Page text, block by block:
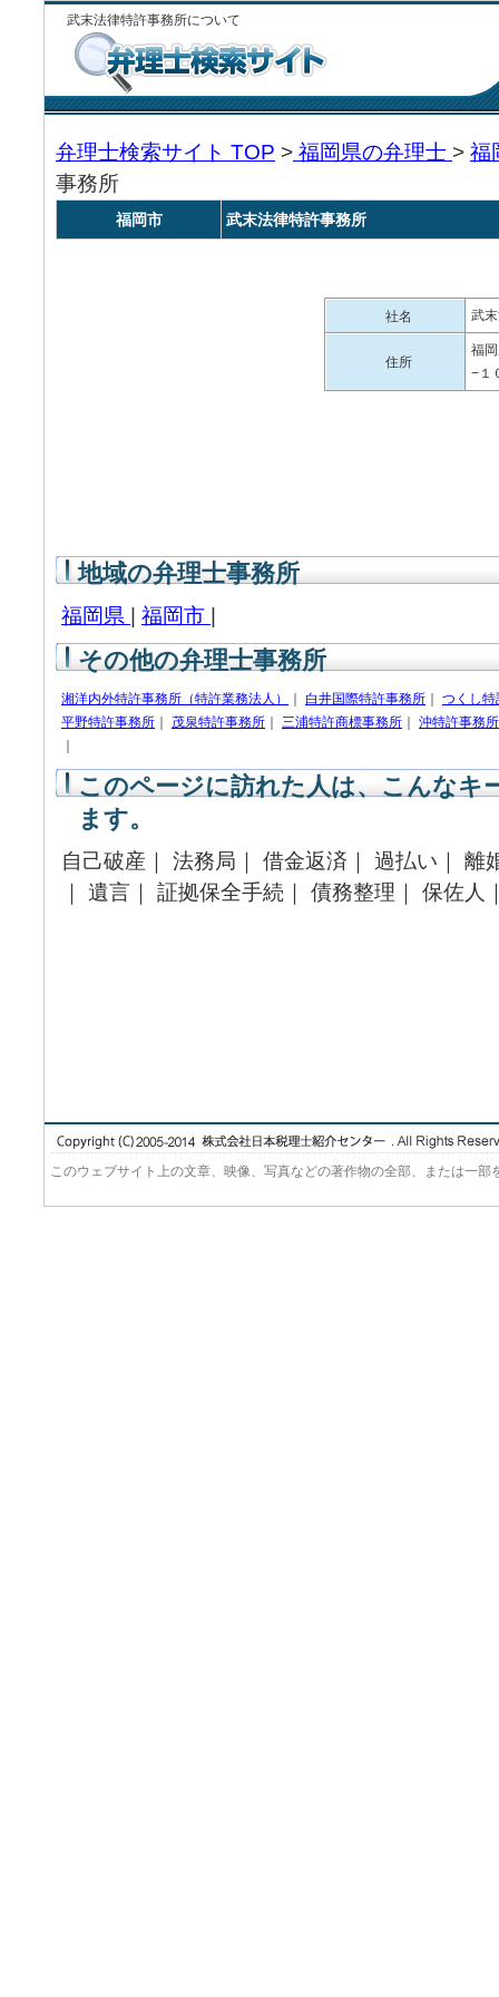
武末法律特許事務所について
弁理士検索サイト TOP > 福岡県の弁理士 > 福
事務所
福岡市 武末法律特許事務所
社名 武
住所
福
−１
地域の弁理士事務所
福岡県 福岡市
その他の弁理士事務所
湘洋内外特許事務所（特許業務法人） 白井国際特許事務所
つくし特
平野特許事務所
茂泉特許事務所 三浦特許商標事務所
沖特許事務所
このページに訪れた人は、こんなキ
ます。
自己破産｜ 法務局｜ 借金返済｜ 過払い｜ 離
｜ 遺言｜ 証拠保全手続｜ 債務整理｜ 保佐人
このウェブサイト上の文章、映像、写真などの著作物の全部、または一